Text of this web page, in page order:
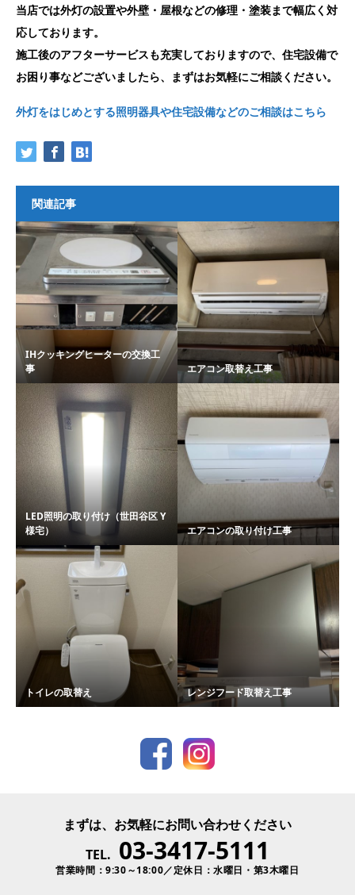
当店では外灯の設置や外壁・屋根などの修理・塗装まで幅広く対
応しております。
施工後のアフターサービスも充実しておりますので、住宅設備で
お困り事などございましたら、まずはお気軽にご相談ください。
外灯をはじめとする照明器具や住宅設備などのご相談はこちら
関連記事
IHクッキングヒーターの交換工
事
エアコン取替え工事
LED照明の取り付け（世田谷区 Y
様宅）
エアコンの取り付け工事
トイレの取替え レンジフード取替え工事
まずは、お気軽にお問い合わせください
TEL. 03-3417-5111
営業時間：9:30～18:00／定休日：水曜日・第3木曜日